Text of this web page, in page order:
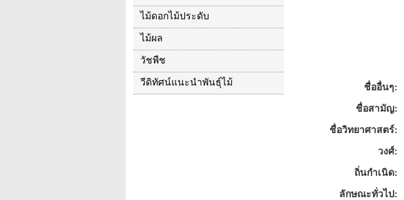
ไม้ดอกไม้ประดับ
ไม้ผล
วัชพืช
วีดิทัศน์แนะนำพันธุ์ไม้ ชื่ออื่นๆ:
ชื่อสามัญ:
ชื่อวิทยาศาสตร์:
วงศ์:
ถิ่นกำเนิด:
ลักษณะทั่วไป: